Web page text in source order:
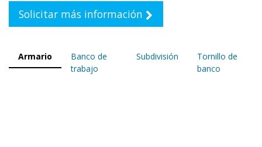
Solicitar más información
Armario
Banco de
trabajo
Subdivisión
Tornillo de
banco